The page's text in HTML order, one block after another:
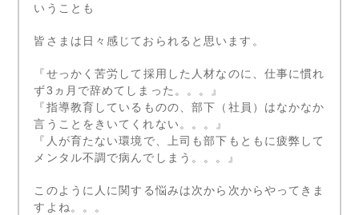
いうことも
皆さまは日々感じておられると思います。
『せっかく苦労して採用した人材なのに、仕事に慣れ
ず3ヵ月で辞めてしまった。。。』
『指導教育しているものの、部下（社員）はなかなか
言うことをきいてくれない。。。』
『人が育たない環境で、上司も部下もともに疲弊して
メンタル不調で病んでしまう。。。』
このように人に関する悩みは次から次からやってきま
すよね。。。